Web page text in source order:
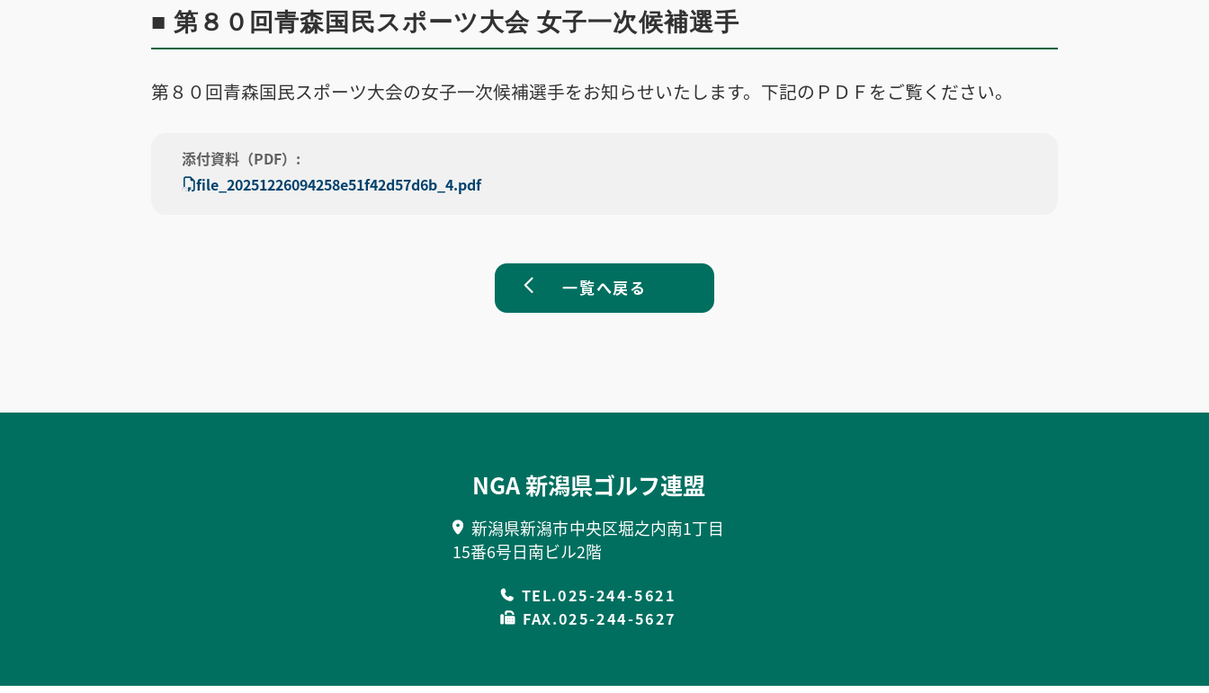
■ 第８０回青森国民スポーツ大会 女子一次候補選手
第８０回青森国民スポーツ大会の女子一次候補選手をお知らせいたします。下記のＰＤＦをご覧ください。
添付資料（PDF）:
file_20251226094258e51f42d57d6b_4.pdf
一覧へ戻る
NGA 新潟県ゴルフ連盟
新潟県新潟市中央区堀之内南1丁目
15番6号日南ビル2階
TEL.025-244-5621
FAX.025-244-5627